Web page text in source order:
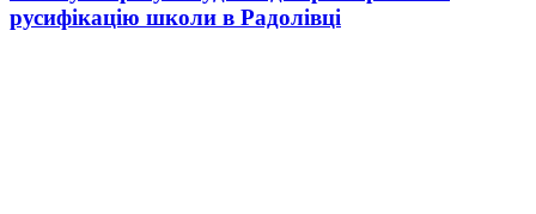
русифікацію школи в Радолівці